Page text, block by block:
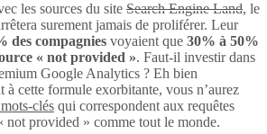
les sources du site Search Engine Land, le
surement jamais de proliférer. Leur
des compagnies voyaient que 30% à 50%
« not provided ». Faut-il investir dans
Google Analytics ? Eh bien
à cette formule exorbitante, vous n’aurez
clés qui correspondent aux requêtes
not provided » comme tout le monde.